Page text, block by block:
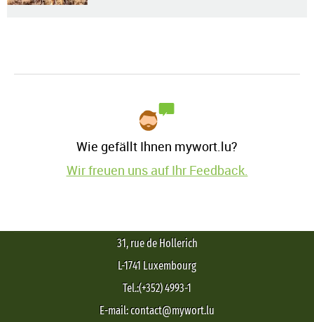
Wie gefällt Ihnen mywort.lu?
Wir freuen uns auf Ihr Feedback.
31, rue de Hollerich
L-1741 Luxembourg
Tel.:(+352) 4993-1
E-mail: contact@mywort.lu